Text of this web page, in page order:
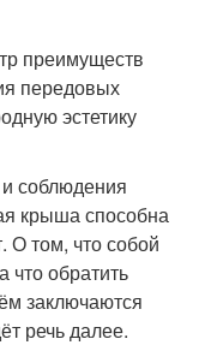
преимуществ
передовых
эстетику
соблюдения
крыша способна
О том, что собой
что обратить
заключаются
речь далее.